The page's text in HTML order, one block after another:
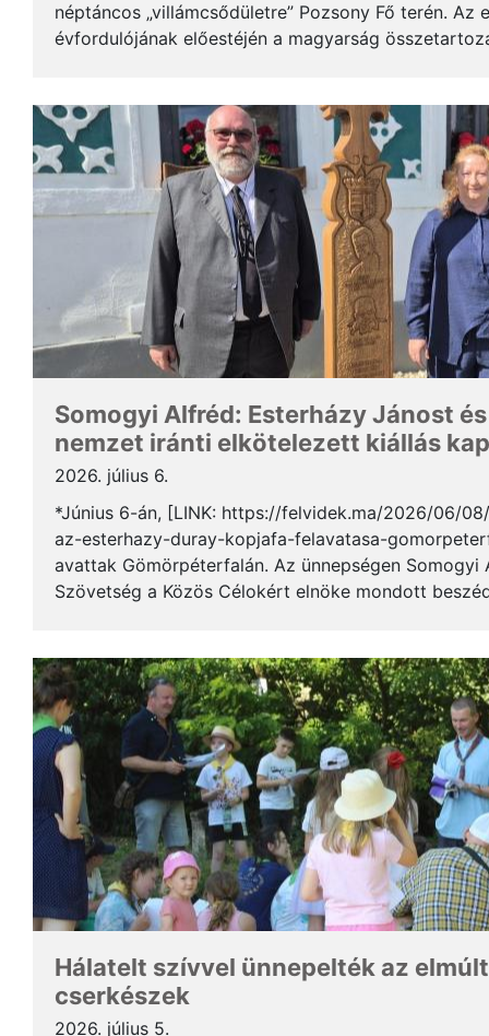
néptáncos „villámcsődületre” Pozsony Fő terén. Az
évfordulójának előestéjén a magyarság
Somogyi Alfréd: Esterházy Jánost
nemzet iránti elkötelezett kiállás
2026. július 6.
*Június 6-án, [LINK: https://felvidek.ma/2026/06/
az-esterhazy-duray-kopjafa-felavatasa-
avattak Gömörpéterfalán. Az ünnepségen
Szövetség a Közös Célokért elnöke mondott
Hálatelt szívvel ünnepelték az
cserkészek
2026. július 5.